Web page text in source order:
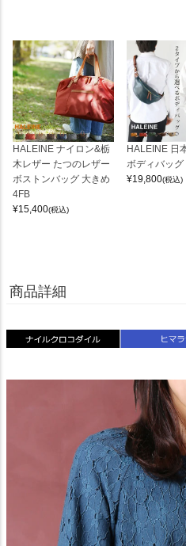
HALEINE ナイロン&栃
木レザー たつのレザー
ボストンバッグ 大きめ
4FB
¥15,400(税込)
HALEINE 日
ボディバッグ
¥19,800(税込)
商品詳細